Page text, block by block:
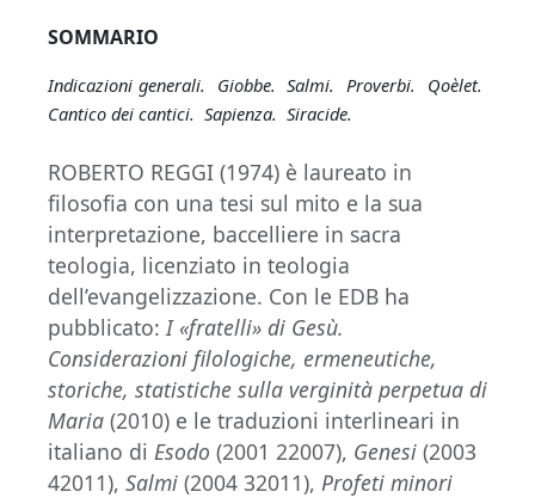
SOMMARIO
Indicazioni generali. Giobbe. Salmi. Proverbi. Qoèlet.
Cantico dei cantici. Sapienza. Siracide.
ROBERTO REGGI (1974) è laureato in
filosofia con una tesi sul mito e la sua
interpretazione, baccelliere in sacra
teologia, licenziato in teologia
dell’evangelizzazione. Con le EDB ha
pubblicato:I «fratelli» di Gesù.
Considerazioni filologiche, ermeneutiche,
storiche, statistiche sulla verginità perpetua di
Maria (2010) e le traduzioni interlineari in
italiano di Esodo (2001 22007), Genesi (2003
42011), Salmi (2004 32011), Profeti minori